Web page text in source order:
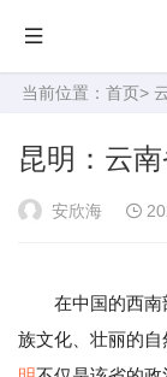
当前位置： 首页>
昆明：云
安欣海
在中国的西南
族文化、壮丽的自